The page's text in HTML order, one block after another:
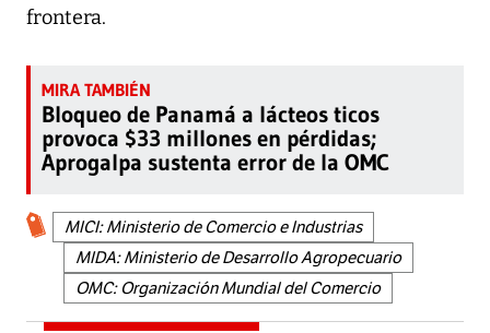
frontera.
Bloqueo de Panamá a lácteos ticos
provoca $33 millones en pérdidas;
Aprogalpa sustenta error de la OMC
MICI: Ministerio de Comercio e Industrias
MIDA: Ministerio de Desarrollo Agropecuario
OMC: Organización Mundial del Comercio